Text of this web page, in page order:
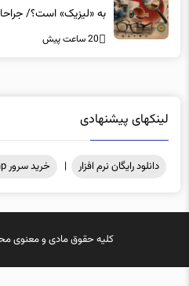
به «لیزیک» است؟/
می‌کنند؟
20 ساعت پیش
لینکهای پیشنهادی
دانلود رایگان نرم افزار | خرید سرور hp
کلیه حقوق مادی و معنوی